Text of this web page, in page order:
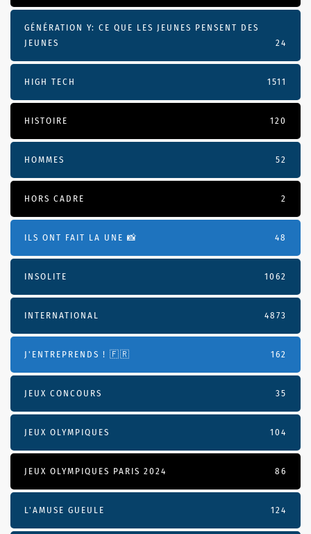
GÉNÉRATION Y: CE QUE LES JEUNES PENSENT DES
JEUNES
24
HIGH TECH 1511
HISTOIRE 120
HOMMES 52
HORS CADRE 2
ILS ONT FAIT LA UNE 📸 48
INSOLITE 1062
INTERNATIONAL 4873
J'ENTREPRENDS ! 🇫🇷 162
JEUX CONCOURS 35
JEUX OLYMPIQUES 104
JEUX OLYMPIQUES PARIS 2024 86
L'AMUSE GUEULE 124